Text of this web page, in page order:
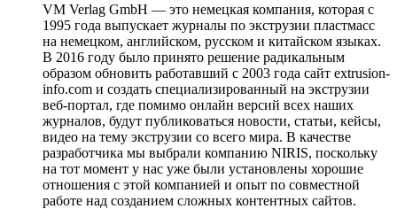
VM Verlag GmbH — это немецкая компания, которая с
1995 года выпускает журналы по экструзии пластмасс
на немецком, английском, русском и китайском языках.
В 2016 году было принято решение радикальным
образом обновить работавший с 2003 года сайт extrusion-
info.com и создать специализированный на экструзии
веб-портал, где помимо онлайн версий всех наших
журналов, будут публиковаться новости, статьи, кейсы,
видео на тему экструзии со всего мира. В качестве
разработчика мы выбрали компанию NIRIS, поскольку
на тот момент у нас уже были установлены хорошие
отношения с этой компанией и опыт по совместной
работе над созданием сложных контентных сайтов.